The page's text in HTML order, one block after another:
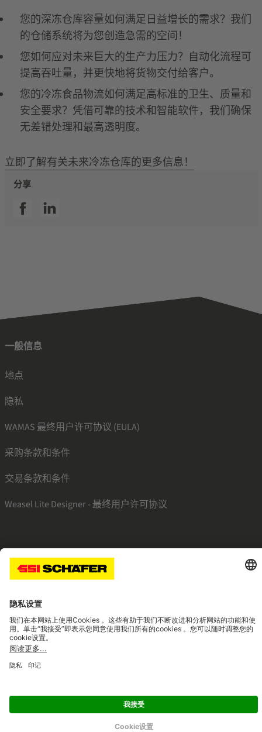
您的深冻仓库容量如何满足日益增长的需求？我们
的仓储系统将为您创造急需的空间！
您如何应对未来巨大的生产力压力？自动化流程可
提高吞吐量，并更快地将货物交付给客户。
您的冷冻食品物流如何满足高标准的卫生、质量和
安全要求？凭借可靠的技术和智能软件，我们确保
无差错处理和最高透明度。
立即了解有关未来冷冻仓库的更多信息！
分享
SSI facebookSSI linkedin
一般信息
地点
隐私
WAMAS 最终用户许可协议 (EULA)
采购条款和条件
交易条款和条件
Weasel Lite Designer - 最终用户许可协议
SSI linkedinSSI facebookSSI instagram
Navigate to home page